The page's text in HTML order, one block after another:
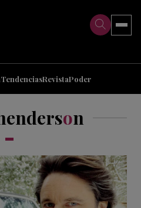
TendenciasRevistaPoder
on